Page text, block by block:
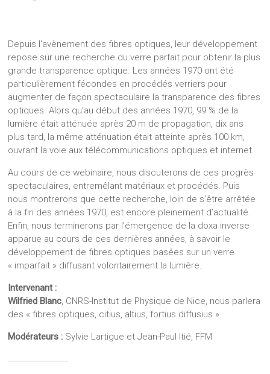
Depuis l’avènement des fibres optiques, leur développement
repose sur une recherche du verre parfait pour obtenir la plus
grande transparence optique. Les années 1970 ont été
particulièrement fécondes en procédés verriers pour
augmenter de façon spectaculaire la transparence des fibres
optiques. Alors qu’au début des années 1970, 99 % de la
lumière était atténuée après 20 m de propagation, dix ans
plus tard, la même atténuation était atteinte après 100 km,
ouvrant la voie aux télécommunications optiques et internet.
Au cours de ce webinaire, nous discuterons de ces progrès
spectaculaires, entremêlant matériaux et procédés. Puis
nous montrerons que cette recherche, loin de s’être arrêtée
à la fin des années 1970, est encore pleinement d’actualité.
Enfin, nous terminerons par l’émergence de la doxa inverse
apparue au cours de ces dernières années, à savoir le
développement de fibres optiques basées sur un verre
« imparfait » diffusant volontairement la lumière.
Intervenant :
Wilfried Blanc, CNRS-Institut de Physique de Nice, nous parlera
des « fibres optiques, citius, altius, fortius diffusius ».
Modérateurs : Sylvie Lartigue et Jean-Paul Itié, FFM